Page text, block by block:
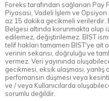
Foreks tarafından sağlanan Pay
Piyasası, Vadeli İşlem ve
az 15 dakika gecikmeli verilerdir.
Belgesi altında korunmakta olup
edilemez, değiştirilemez. BIST
telif hakları tamamen BIST'ye ait
verinin sekansı, doğruluğu ve
vermez. Veri yayınında
gecikmesi, eksik ulaşması, yanlış
perfomansın düşmesi veya
ve / veya Kullanıcılarda
sorumlu değildir.